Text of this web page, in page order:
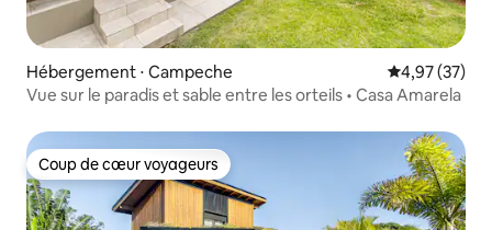
Hébergement ⋅ Campeche Évaluation
4,97 (37)
Vue sur le paradis et sable entre les orteils • Casa Amarela
Coup de cœur voyageurs
Coup de cœur voyageurs